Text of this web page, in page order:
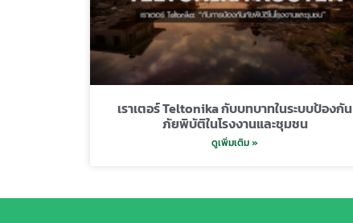
เราเตอร์ Teltonika กับบทบาทในระบบป้องกัน
ภัยพิบัติในโรงงานและชุมชน
ดูเพิ่มเติม »